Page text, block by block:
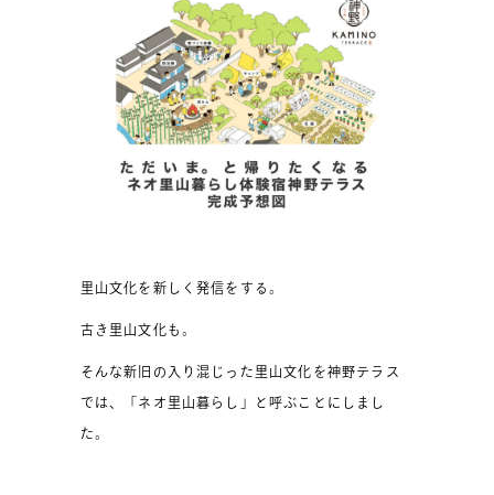
里山文化を新しく発信をする。
古き里山文化も。
そんな新旧の入り混じった里山文化を神野テラス
では、「ネオ里山暮らし」と呼ぶことにしまし
た。